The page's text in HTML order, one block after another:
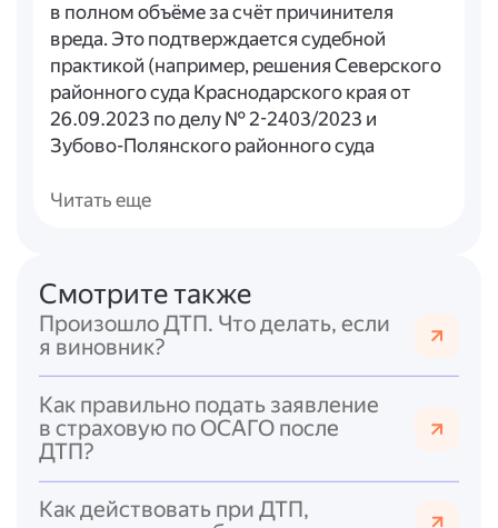
в полном объёме за счёт причинителя
вреда. Это подтверждается судебной
практикой (например, решения Северского
районного суда Краснодарского края от
26.09.2023 по делу № 2-2403/2023 и
Зубово-Полянского районного суда
делу № 2-784/2025).
на ремонт или стоимость повреждённого
имущества);
- компенсации упущенной выгоды (если
применимо);
- иных расходов, связанных с
восстановлением нарушенного права (ст.
15 ГК РФ).
При этом отсутствуют ограничения по
Читать еще
Смотрите также
Произошло ДТП. Что делать, если
я виновник?
Как правильно подать заявление
в страховую по ОСАГО после
ДТП?
Как действовать при ДТП,